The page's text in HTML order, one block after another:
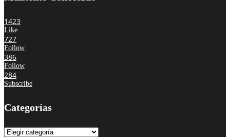
1423
Like
727
Follow
386
Follow
284
Subscribe
Categorías
Categorías